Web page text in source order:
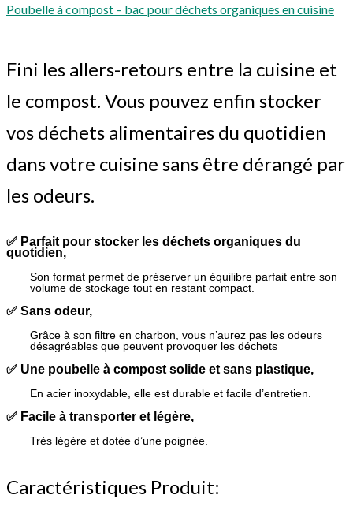
Poubelle à compost – bac pour déchets organiques en cuisine
Fini les allers-retours entre la cuisine et
le compost. Vous pouvez enfin stocker
vos déchets alimentaires du quotidien
dans votre cuisine sans être dérangé par
les odeurs.
✅ Parfait pour stocker les déchets organiques du
quotidien,
Son format permet de préserver un équilibre parfait entre son
volume de stockage tout en restant compact.
✅ Sans odeur,
Grâce à son filtre en charbon, vous n’aurez pas les odeurs
désagréables que peuvent provoquer les déchets
✅ Une poubelle à compost solide et sans plastique,
En acier inoxydable, elle est durable et facile d’entretien.
✅ Facile à transporter et légère,
Très légère et dotée d’une poignée.
Caractéristiques Produit: